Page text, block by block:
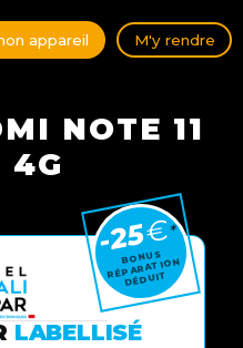
appareil M'y rendre
NOTE 11
4G
LABELLISÉ
-25€*
BONUS
RÉPARATION
DÉDUIT